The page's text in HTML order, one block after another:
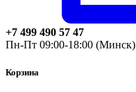
+7 499 490 57 47
Пн-Пт 09:00-18:00 (Минск)
Корзина